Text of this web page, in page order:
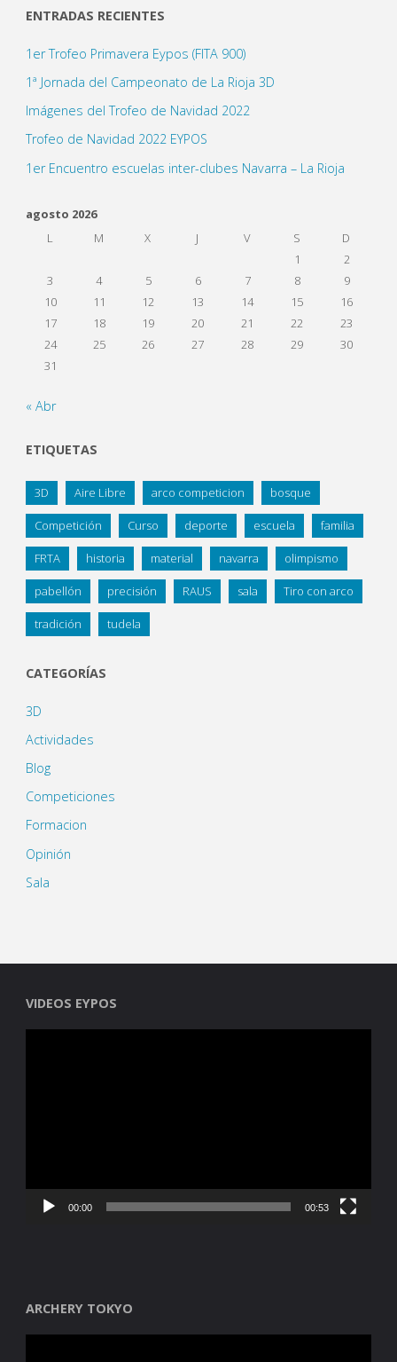
de
entradas
ENTRADAS RECIENTES
1er Trofeo Primavera Eypos (FITA 900)
1ª Jornada del Campeonato de La Rioja 3D
Imágenes del Trofeo de Navidad 2022
Trofeo de Navidad 2022 EYPOS
1er Encuentro escuelas inter-clubes Navarra – La Rioja
agosto 2026
L
M X J V S
D
1
2
3
4 5 6 7 8
9
10
11 12 13 14 15
16
17
18 19 20 21 22
23
24
25 26 27 28 29
30
31
« Abr
ETIQUETAS
3D Aire Libre arco competicion bosque
Competición Curso deporte escuela familia
FRTA historia material navarra olimpismo
pabellón precisión RAUS sala Tiro con arco
tradición tudela
CATEGORÍAS
3D
Actividades
Blog
Competiciones
Formacion
Opinión
Sala
VIDEOS EYPOS
00:00 00:53
ARCHERY TOKYO